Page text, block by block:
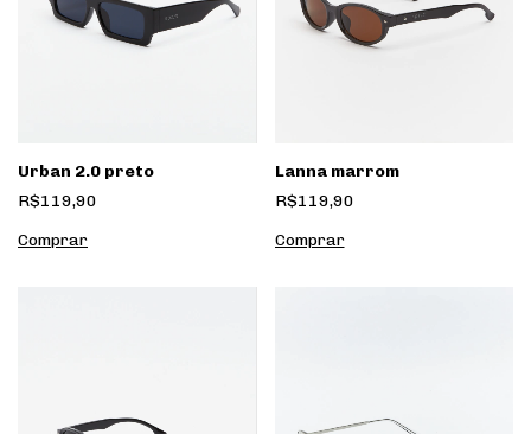
Urban 2.0 preto
R$119,90
Lanna marrom
R$119,90